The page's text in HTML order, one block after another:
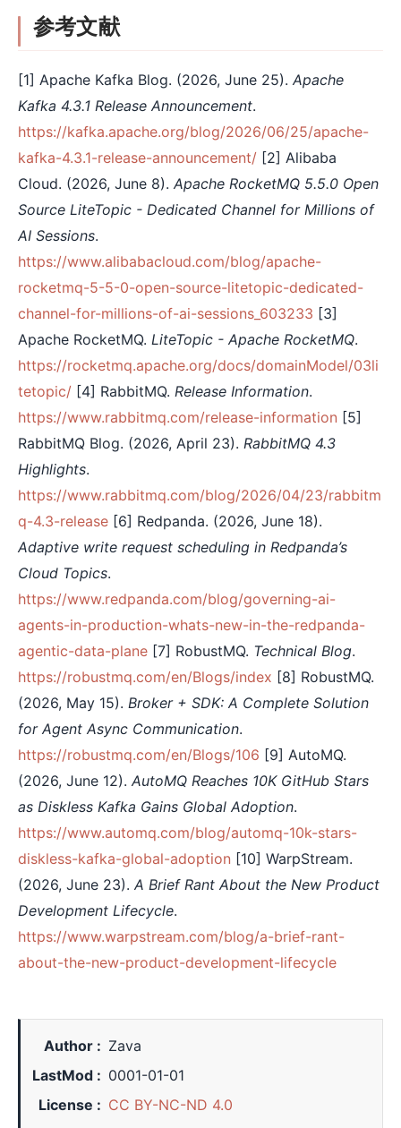
参考文献
[1] Apache Kafka Blog. (2026, June 25). Apache
Kafka 4.3.1 Release Announcement.
https://kafka.apache.org/blog/2026/06/25/apache-
kafka-4.3.1-release-announcement/ [2] Alibaba
Cloud. (2026, June 8). Apache RocketMQ 5.5.0 Open
Source LiteTopic - Dedicated Channel for Millions of
AI Sessions.
https://www.alibabacloud.com/blog/apache-
rocketmq-5-5-0-open-source-litetopic-dedicated-
channel-for-millions-of-ai-sessions_603233 [3]
Apache RocketMQ. LiteTopic - Apache RocketMQ.
https://rocketmq.apache.org/docs/domainModel/03li
tetopic/ [4] RabbitMQ. Release Information.
https://www.rabbitmq.com/release-information [5]
RabbitMQ Blog. (2026, April 23). RabbitMQ 4.3
Highlights.
https://www.rabbitmq.com/blog/2026/04/23/rabbitm
q-4.3-release [6] Redpanda. (2026, June 18).
Adaptive write request scheduling in Redpanda’s
Cloud Topics.
https://www.redpanda.com/blog/governing-ai-
agents-in-production-whats-new-in-the-redpanda-
agentic-data-plane [7] RobustMQ. Technical Blog.
https://robustmq.com/en/Blogs/index [8] RobustMQ.
(2026, May 15). Broker + SDK: A Complete Solution
for Agent Async Communication.
https://robustmq.com/en/Blogs/106 [9] AutoMQ.
(2026, June 12). AutoMQ Reaches 10K GitHub Stars
as Diskless Kafka Gains Global Adoption.
https://www.automq.com/blog/automq-10k-stars-
diskless-kafka-global-adoption [10] WarpStream.
(2026, June 23). A Brief Rant About the New Product
Development Lifecycle.
https://www.warpstream.com/blog/a-brief-rant-
about-the-new-product-development-lifecycle
Author
Zava
LastMod
0001-01-01
License
CC BY-NC-ND 4.0